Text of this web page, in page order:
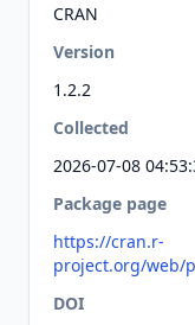
CRAN
Version
1.2.2
Collected
2026-07-08
Package page
https://cran.r-
project.org/web/
DOI